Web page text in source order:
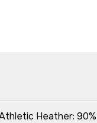
Heather: